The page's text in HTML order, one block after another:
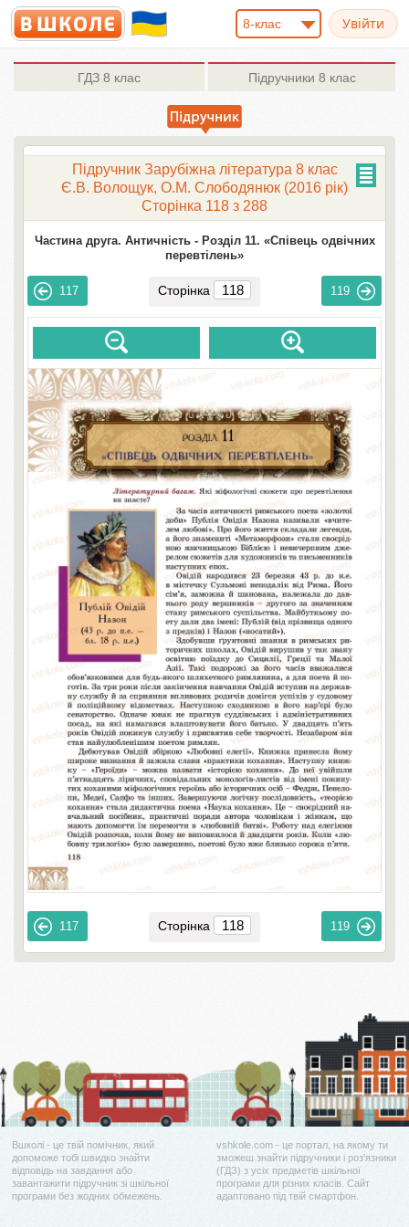
8-клас
ГДЗ 8 клас Підручники 8 клас
Підручник Зарубіжна література 8 клас
Є.В. Волощук, О.М. Слободянюк (2016 рік)
Сторінка 118 з 288
Частина друга. Античність - Розділ 11. «Співець одвічних
перевтілень»
117 Сторінка 119
117 Сторінка 119
Вшколі - це твій помічник, який
допоможе тобі швидко знайти
відповідь на завдання або
завантажити підручник зі шкільної
програми без жодних обмежень.
vshkole.com - це портал, на якому ти
зможеш знайти підручники і роз'язники
(ГДЗ) з усіх предметів шкільної
програми для різних класів. Сайт
адаптовано під твій смартфон.